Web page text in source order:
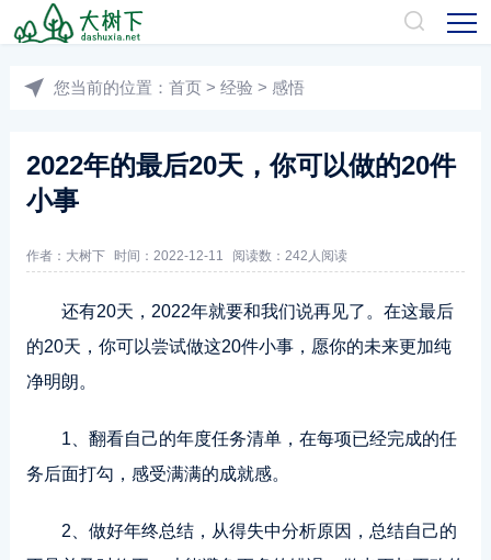
您当前的位置： 首页 > 经验 > 感悟
2022年的最后20天，你可以做的20件
小事
作者： 大树下 时间：2022-12-11 阅读数： 242人阅读
还有20天，2022年就要和我们说再见了。在这最后
的20天，你可以尝试做这20件小事，愿你的未来更加纯
净明朗。
1、翻看自己的年度任务清单，在每项已经完成的任
务后面打勾，感受满满的成就感。
2、做好年终总结，从得失中分析原因，总结自己的